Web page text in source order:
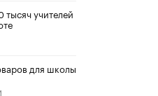
тысяч учителей
для школы